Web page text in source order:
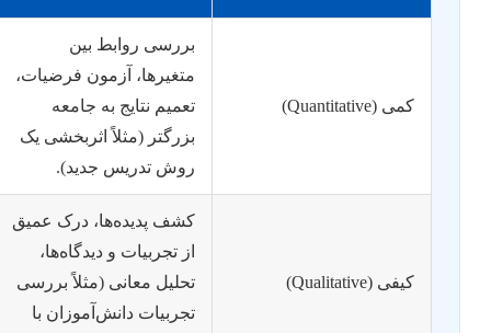
کمی (Quantitative)
بررسی روابط بین
متغیرها، آزمون فرضیات،
تعمیم نتایج به جامعه
بزرگتر (مثلاً اثربخشی یک
روش تدریس جدید).
کیفی (Qualitative)
کشف پدیده‌ها، درک عمیق
از تجربیات و دیدگاه‌ها،
تحلیل معانی (مثلاً بررسی
تجربیات دانش‌آموزان با